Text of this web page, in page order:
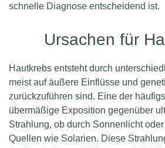
schnelle Diagnose entscheidend ist.
Ursachen für
Hautkrebs entsteht durch
meist auf äußere Einflüsse und
zurückzuführen sind. Eine der
übermäßige Exposition gegenüber
Strahlung, ob durch Sonnenlicht
Quellen wie Solarien. Diese